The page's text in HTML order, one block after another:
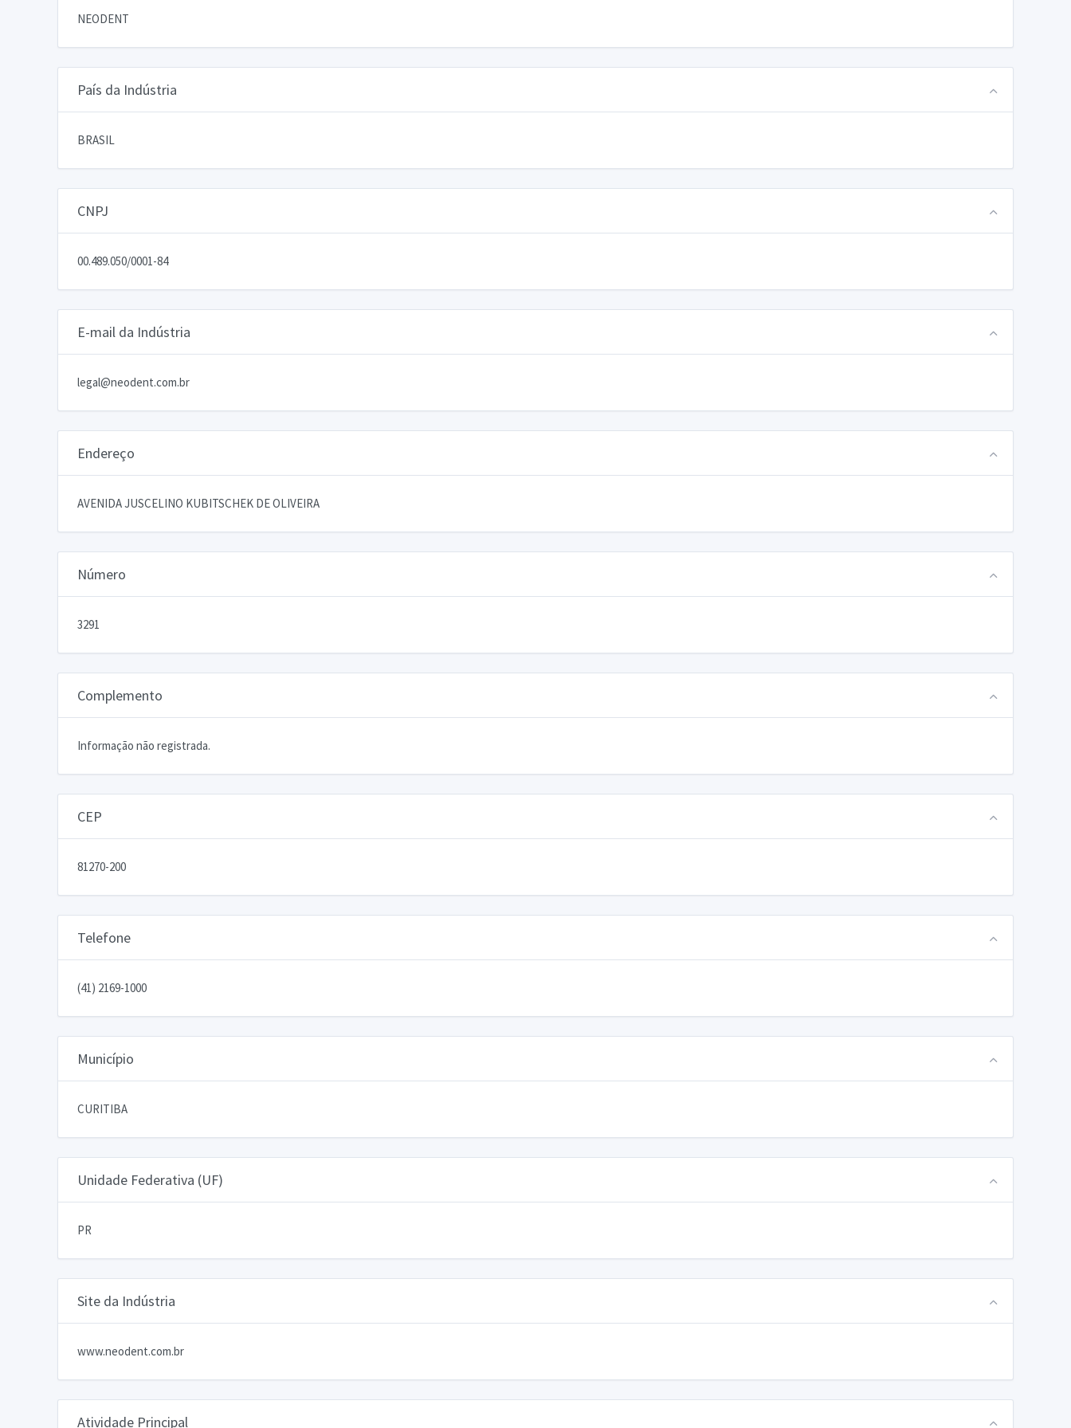
NEODENT
País da Indústria
BRASIL
CNPJ
00.489.050/0001-84
E-mail da Indústria
legal@neodent.com.br
Endereço
AVENIDA JUSCELINO KUBITSCHEK DE OLIVEIRA
Número
3291
Complemento
Informação não registrada.
CEP
81270-200
Telefone
(41) 2169-1000
Município
CURITIBA
Unidade Federativa (UF)
PR
Site da Indústria
www.neodent.com.br
Atividade Principal